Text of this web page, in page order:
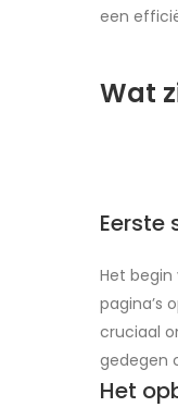
een
Wat
Eerste
Het
pagina’s
cruciaal
gedegen
Het